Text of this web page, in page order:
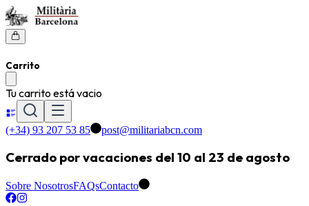
Carrito
Tu carrito está vacio
(+34) 93 207 53 85 post@militariabcn.com
Cerrado por vacaciones del 10 al 23 de agosto
Sobre NosotrosFAQsContacto